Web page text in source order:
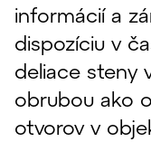
informácií a
dispozíciu v
deliace steny
obrubou ako
otvorov v